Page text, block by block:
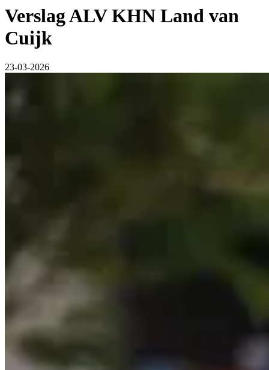
Verslag ALV KHN Land van
Cuijk
23-03-2026